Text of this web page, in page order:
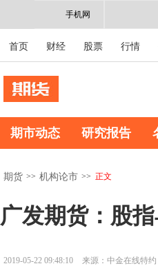
手机网
首页 财经 股票 行情
期市动态 研究报告
期货 >> 机构论市 >> 正文
广发期货：股
2019-05-22 09:48:10 来源：中金在线特约